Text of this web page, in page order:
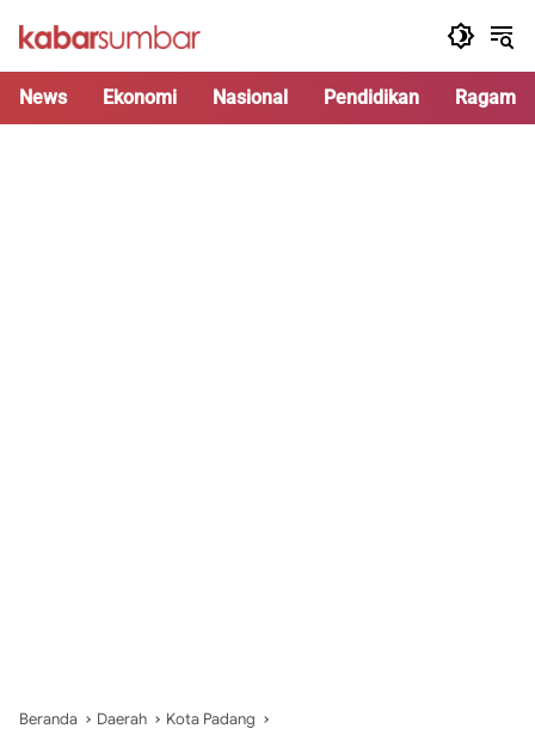
News Ekonomi Nasional Pendidikan Ragam
Beranda Daerah Kota Padang